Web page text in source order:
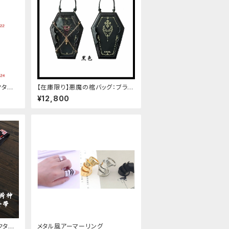
イ
【在庫限り】悪魔の棺バッグ：ブラッ
ク
¥12,800
イ/ メタル風アーマーリング